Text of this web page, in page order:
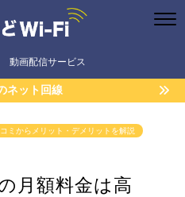
動画配信サービス
ネット回線
ミからメリット・デメリットを解説
月額料金は高